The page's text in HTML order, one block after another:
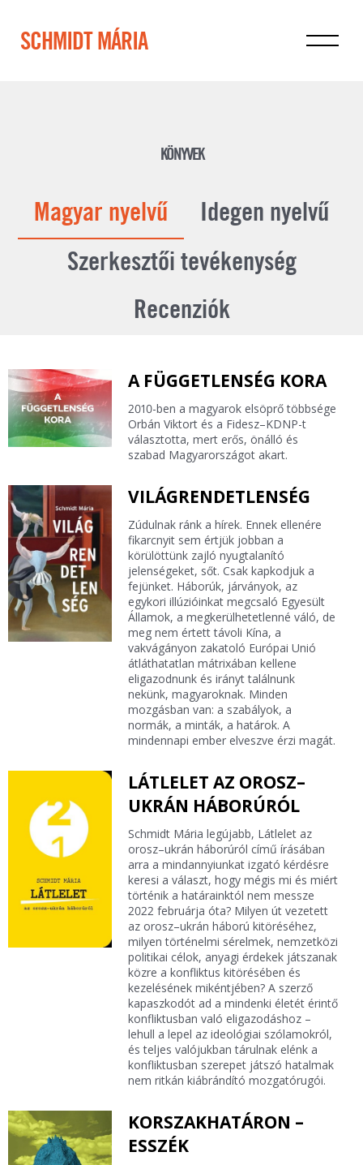
SCHMIDT MÁRIA
KÖNYVEK
Magyar nyelvű
Idegen nyelvű
Szerkesztői tevékenység
Recenziók
A FÜGGETLENSÉG KORA
2010-ben a magyarok elsöprő többsége
Orbán Viktort és a Fidesz–KDNP-t
választotta, mert erős, önálló és
szabad Magyarországot akart.
VILÁGRENDETLENSÉG
Zúdulnak ránk a hírek. Ennek ellenére
fikarcnyit sem értjük jobban a
körülöttünk zajló nyugtalanító
jelenségeket, sőt. Csak kapkodjuk a
fejünket. Háborúk, járványok, az
egykori illúzióinkat megcsaló Egyesült
Államok, a megkerülhetetlenné váló, de
meg nem értett távoli Kína, a
vakvágányon zakatoló Európai Unió
átláthatatlan mátrixában kellene
eligazodnunk és irányt találnunk
nekünk, magyaroknak. Minden
mozgásban van: a szabályok, a
normák, a minták, a határok. A
mindennapi ember elveszve érzi magát.
LÁTLELET AZ OROSZ–
UKRÁN HÁBORÚRÓL
Schmidt Mária legújabb, Látlelet az
orosz–ukrán háborúról című írásában
arra a mindannyiunkat izgató kérdésre
keresi a választ, hogy mégis mi és miért
történik a határainktól nem messze
2022 februárja óta? Milyen út vezetett
az orosz–ukrán háború kitöréséhez,
milyen történelmi sérelmek, nemzetközi
politikai célok, anyagi érdekek játszanak
közre a konfliktus kitörésében és
kezelésének mikéntjében? A szerző
kapaszkodót ad a mindenki életét érintő
konfliktusban való eligazodáshoz –
lehull a lepel az ideológiai szólamokról,
és teljes valójukban tárulnak elénk a
konfliktusban szerepet játszó hatalmak
nem ritkán kiábrándító mozgatórugói.
KORSZAKHATÁRON –
ESSZÉK